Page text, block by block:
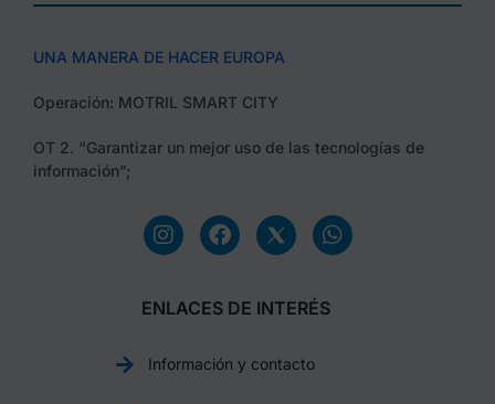
UNA MANERA DE HACER EUROPA
Operación: MOTRIL SMART CITY
OT 2. “Garantizar un mejor uso de las tecnologías de
información”;
ENLACES DE INTERÉS
Información y contacto